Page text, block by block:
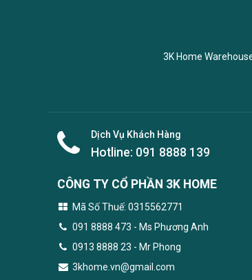
3K Home
Dịch Vụ Khách Hàng
Hotline: 091 8888 139
CÔNG TY CỔ PHẦN 3K HOME
Mã Số Thuế: 0315562771
091 8888 473 - Ms Phương Anh
0913 8888 23 - Mr Phong
3khome.vn@gmail.com